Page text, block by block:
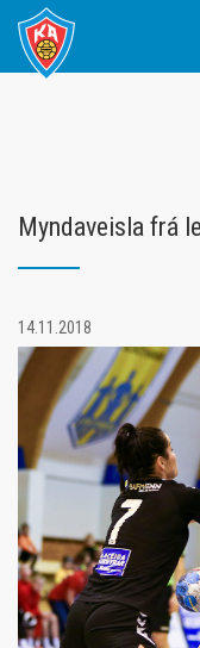
Fara
Myndaveisla frá
14.11.2018